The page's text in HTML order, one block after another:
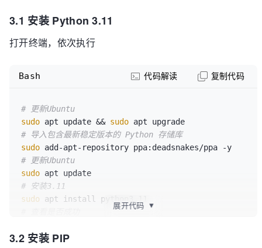
3.1 安装 Python 3.11
打开终端，依次执行
# 更新Ubuntu
sudo apt update && sudo
# 导入包含最新稳定版本的 Python 存储库
sudo
# 更新Ubuntu
sudo
# 安装3.11
sudo
# 安装所有Python附加功能（可选）
Bash 代码解读 复制代码
展开代码 ▼
3.2 安装 PIP